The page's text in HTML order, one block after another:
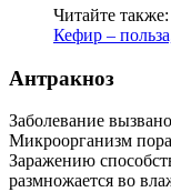
Читайте также:
Кефир –
Антракноз
Заболевание
Микроорганизм
Заражению
размножается во